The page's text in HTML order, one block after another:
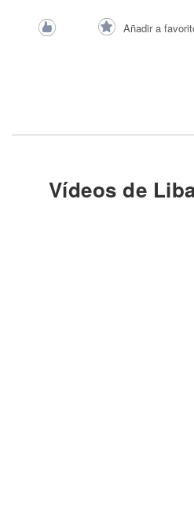
Añadir a
Vídeos de